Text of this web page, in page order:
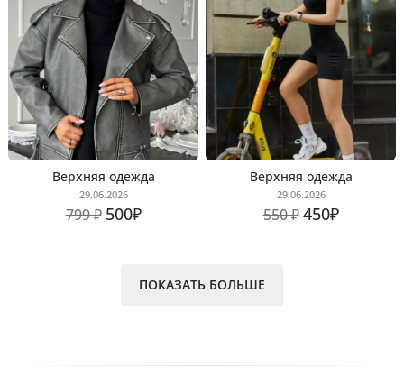
Верхняя одежда
29.06.2026
799 ₽ 500₽
Верхняя одежда
29.06.2026
550 ₽ 450₽
ПОКАЗАТЬ БОЛЬШЕ